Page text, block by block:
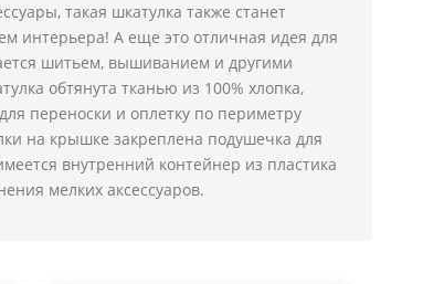
такая шкатулка также станет
интерьера! А еще это отличная идея для
шитьем, вышиванием и другими
обтянута тканью из 100% хлопка,
переноски и оплетку по периметру
на крышке закреплена подушечка для
внутренний контейнер из пластика
мелких аксессуаров.